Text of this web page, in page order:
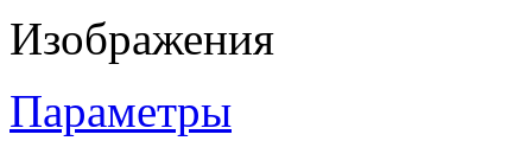
Изображения
Параметры